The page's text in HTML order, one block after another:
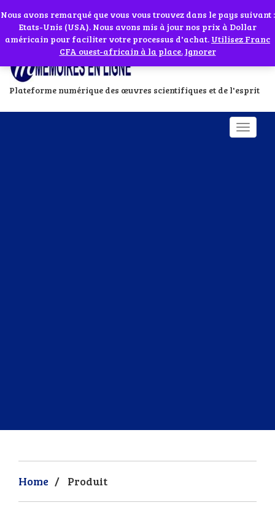
Abonnes toi à notre chaîne WhatsApp en cliquant sur l'icône en face
Plateforme numérique des œuvres scientifiques et de l'esprit
Home / Produit
Si vous avez besoin d'assistance Contactez-nous par WhatsApp au
+229 01 95 33 60 26Ignorer
Nous avons remarqué que vous vous trouvez dans le pays suivant :
Etats-Unis (USA). Nous avons mis à jour nos prix à Dollar
américain pour faciliter votre processus d'achat. Utilisez Franc
CFA ouest-africain à la place. Ignorer